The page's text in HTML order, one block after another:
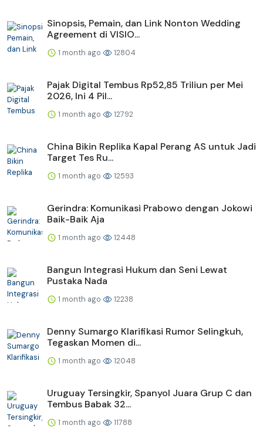
Sinopsis, Pemain, dan Link Nonton Wedding
Agreement di VISIO...
1 month ago 12804
Pajak Digital Tembus Rp52,85 Triliun per Mei
2026, Ini 4 Pil...
1 month ago 12792
China Bikin Replika Kapal Perang AS untuk Jadi
Target Tes Ru...
1 month ago 12593
Gerindra: Komunikasi Prabowo dengan Jokowi
Baik-Baik Aja
1 month ago 12448
Bangun Integrasi Hukum dan Seni Lewat
Pustaka Nada
1 month ago 12238
Denny Sumargo Klarifikasi Rumor Selingkuh,
Tegaskan Momen di...
1 month ago 12048
Uruguay Tersingkir, Spanyol Juara Grup C dan
Tembus Babak 32...
1 month ago 11788